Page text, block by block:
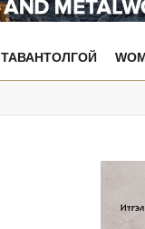
ТАВАНТОЛГОЙ